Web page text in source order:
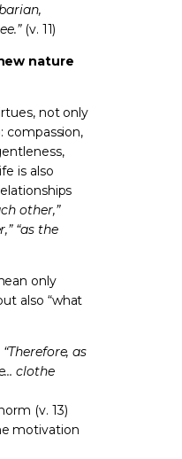
(v. 11)
nature
not only
compassion,
is also
other,”
“as the
only
also “what
“Therefore, as
clothe
(v. 13)
motivation